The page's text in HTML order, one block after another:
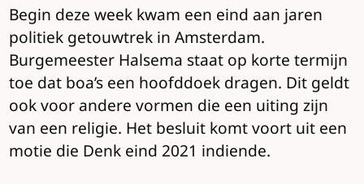
Begin deze week kwam een eind aan jaren
politiek getouwtrek in Amsterdam.
Burgemeester Halsema staat op korte termijn
toe dat boa’s een hoofddoek dragen. Dit geldt
ook voor andere vormen die een uiting zijn
van een religie. Het besluit komt voort uit een
motie die Denk eind 2021 indiende.